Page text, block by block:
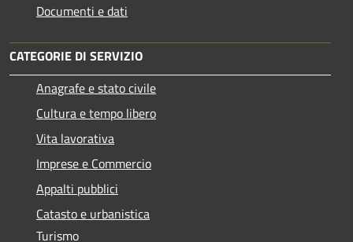
Documenti e dati
CATEGORIE DI SERVIZIO
Anagrafe e stato civile
Cultura e tempo libero
Vita lavorativa
Imprese e Commercio
Appalti pubblici
Catasto e urbanistica
Turismo